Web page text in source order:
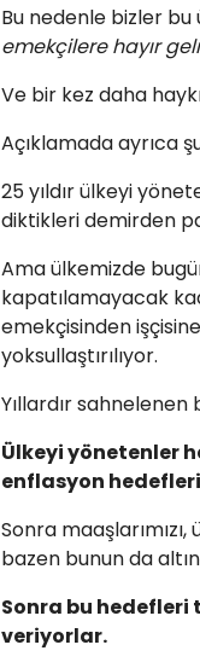
Bu nedenle bizler
emekçilere hayır
Ve bir kez daha
Açıklamada ayrıca
25 yıldır ülkeyi
diktikleri demirden
Ama ülkemizde
kapatılamayacak
emekçisinden
yoksullaştırılıyor.
Yıllardır sahnelenen
Ülkeyi yönetenler
enflasyon
Sonra
bazen bunun da
Sonra bu hedefleri
veriyorlar.